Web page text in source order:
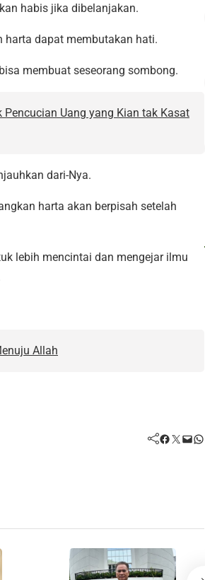
habis jika dibelanjakan.
harta dapat membutakan hati.
membuat seseorang sombong.
Uang yang Kian tak Kasat
dari-Nya.
harta akan berpisah setelah
lebih mencintai dan mengejar ilmu
Allah
Facebook Twitter Mail WhatsApp